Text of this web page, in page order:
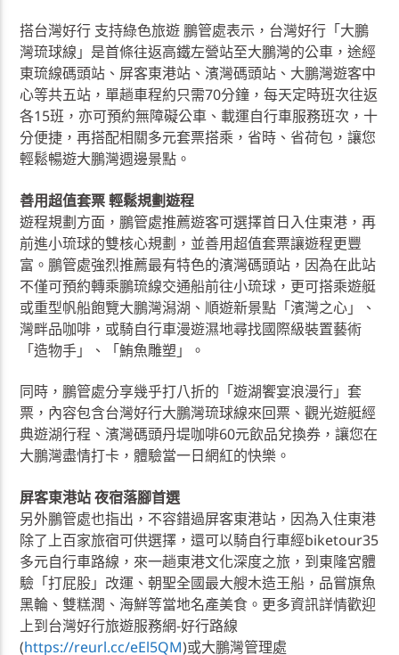
搭台灣好行 支持綠色旅遊 鵬管處表示，台灣好行「大鵬
灣琉球線」是首條往返高鐵左營站至大鵬灣的公車，途經
東琉線碼頭站、屏客東港站、濱灣碼頭站、大鵬灣遊客中
心等共五站，單趟車程約只需70分鐘，每天定時班次往返
各15班，亦可預約無障礙公車、載運自行車服務班次，十
分便捷，再搭配相關多元套票搭乘，省時、省荷包，讓您
輕鬆暢遊大鵬灣週邊景點。
善用超值套票 輕鬆規劃遊程
遊程規劃方面，鵬管處推薦遊客可選擇首日入住東港，再
前進小琉球的雙核心規劃，並善用超值套票讓遊程更豐
富。鵬管處強烈推薦最有特色的濱灣碼頭站，因為在此站
不僅可預約轉乘鵬琉線交通船前往小琉球，更可搭乘遊艇
或重型帆船飽覽大鵬灣潟湖、順遊新景點「濱灣之心」、
灣畔品咖啡，或騎自行車漫遊濕地尋找國際級裝置藝術
「造物手」、「鮪魚雕塑」。
同時，鵬管處分享幾乎打八折的「遊湖饗宴浪漫行」套
票，內容包含台灣好行大鵬灣琉球線來回票、觀光遊艇經
典遊湖行程、濱灣碼頭丹堤咖啡60元飲品兌換券，讓您在
大鵬灣盡情打卡，體驗當一日網紅的快樂。
屏客東港站 夜宿落腳首選
另外鵬管處也指出，不容錯過屏客東港站，因為入住東港
除了上百家旅宿可供選擇，還可以騎自行車經biketour35
多元自行車路線，來一趟東港文化深度之旅，到東隆宮體
驗「打屁股」改運、朝聖全國最大艘木造王船，品嘗旗魚
黑輪、雙糕潤、海鮮等當地名產美食。更多資訊詳情歡迎
上到台灣好行旅遊服務網-好行路線
(https://reurl.cc/eEl5QM)或大鵬灣管理處